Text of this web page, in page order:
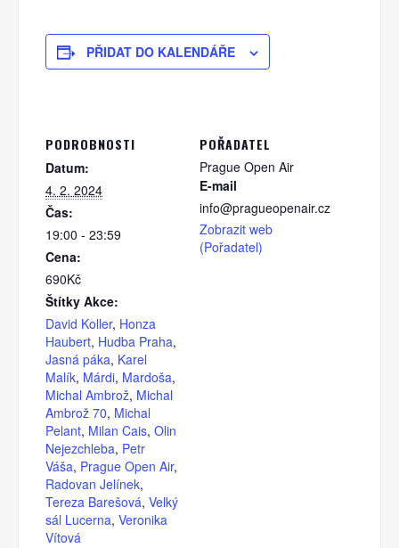
PŘIDAT DO KALENDÁŘE
PODROBNOSTI
Datum:
4. 2. 2024
Čas:
19:00 - 23:59
Cena:
690Kč
Štítky Akce:
David Koller, Honza
Haubert, Hudba Praha,
Jasná páka, Karel
Malík, Márdi, Mardoša,
Michal Ambrož, Michal
Ambrož 70, Michal
Pelant, Milan Cais, Olin
Nejezchleba, Petr
Váša, Prague Open Air,
Radovan Jelínek,
Tereza Barešová, Velký
sál Lucerna, Veronika
Vítová
POŘADATEL
Prague Open Air
E-mail
info@pragueopenair.cz
Zobrazit web
(Pořadatel)